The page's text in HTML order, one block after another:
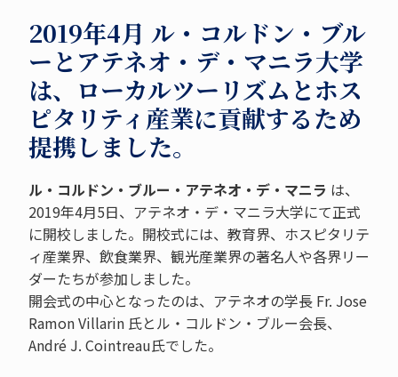
2019年4月 ル・コルドン・ブル
ーとアテネオ・デ・マニラ大学
は、ローカルツーリズムとホス
ピタリティ産業に貢献するため
提携しました。
ル・コルドン・ブルー・アテネオ・デ・マニラ は、
2019年4月5日、アテネオ・デ・マニラ大学にて正式
に開校しました。開校式には、教育界、ホスピタリテ
ィ産業界、飲食業界、観光産業界の著名人や各界リー
ダーたちが参加しました。
開会式の中心となったのは、アテネオの学長 Fr. Jose
Ramon Villarin 氏とル・コルドン・ブルー会長、
André J. Cointreau氏でした。